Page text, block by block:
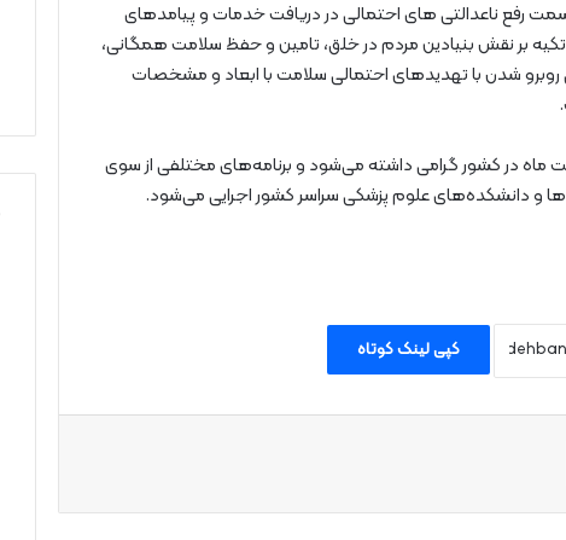
رفع ناعدالتی های احتمالی در دریافت خدمات و پیامدهای
بر نقش بنیادین مردم در خلق، تامین و حفظ سلامت همگانی،
شدن با تهدیدهای احتمالی سلامت با ابعاد و مشخصات
ماه در کشور گرامی داشته می‌شود و برنامه‌های مختلفی از سوی
و دانشکده‌های علوم پزشکی سراسر کشور اجرایی می‌شود.
کپی لینک کوتاه